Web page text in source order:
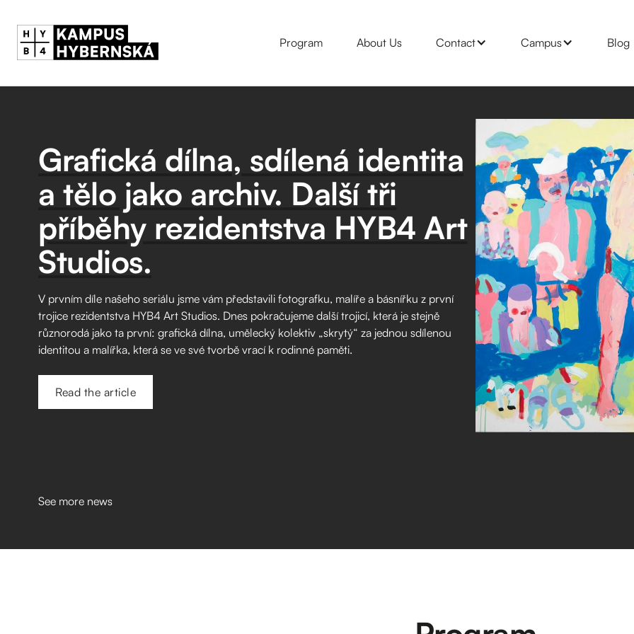
Program About Us Contact Campus Blog
Grafická dílna, sdílená identita
a tělo jako archiv. Další tři
příběhy rezidentstva HYB4 Art
Studios.
V prvním díle našeho seriálu jsme vám představili fotografku, malíře a básnířku z první
trojice rezidentstva HYB4 Art Studios. Dnes pokračujeme další trojicí, která je stejně
různorodá jako ta první: grafická dílna, umělecký kolektiv „skrytý“ za jednou sdílenou
identitou a malířka, která se ve své tvorbě vrací k rodinné paměti.
Read the article
See more news